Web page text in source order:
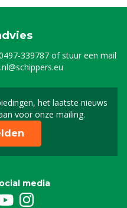
339787of stuur een mail
het laatste nieuws
voor onze mailing.
je in voor onze
media